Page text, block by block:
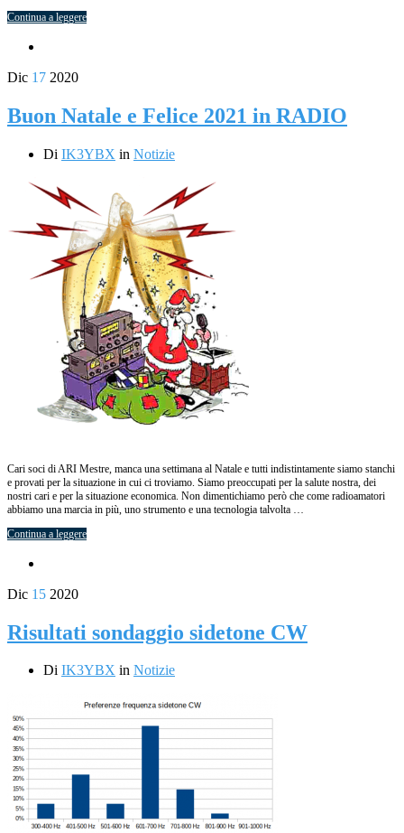
Continua a leggere
Dic 17 2020
Buon Natale e Felice 2021 in RADIO
Di IK3YBX in Notizie
Cari soci di ARI Mestre, manca una settimana al Natale e tutti indistintamente siamo stanchi
e provati per la situazione in cui ci troviamo. Siamo preoccupati per la salute nostra, dei
nostri cari e per la situazione economica. Non dimentichiamo però che come radioamatori
abbiamo una marcia in più, uno strumento e una tecnologia talvolta …
Continua a leggere
Dic 15 2020
Risultati sondaggio sidetone CW
Di IK3YBX in Notizie